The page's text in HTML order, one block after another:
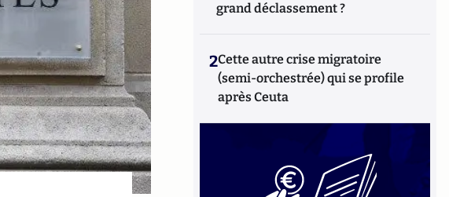
grand déclassement ?
2Cette autre crise migratoire
(semi-orchestrée) qui se profile
après Ceuta